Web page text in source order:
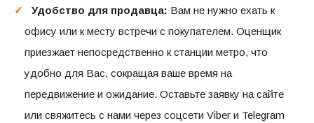
Удобство для продавца: Вам не нужно ехать к
офису или к месту встречи с покупателем. Оценщик
приезжает непосредственно к станции метро, что
удобно для Вас, сокращая ваше время на
передвижение и ожидание. Оставьте заявку на сайте
или свяжитесь с нами через соцсети Viber и Telegram